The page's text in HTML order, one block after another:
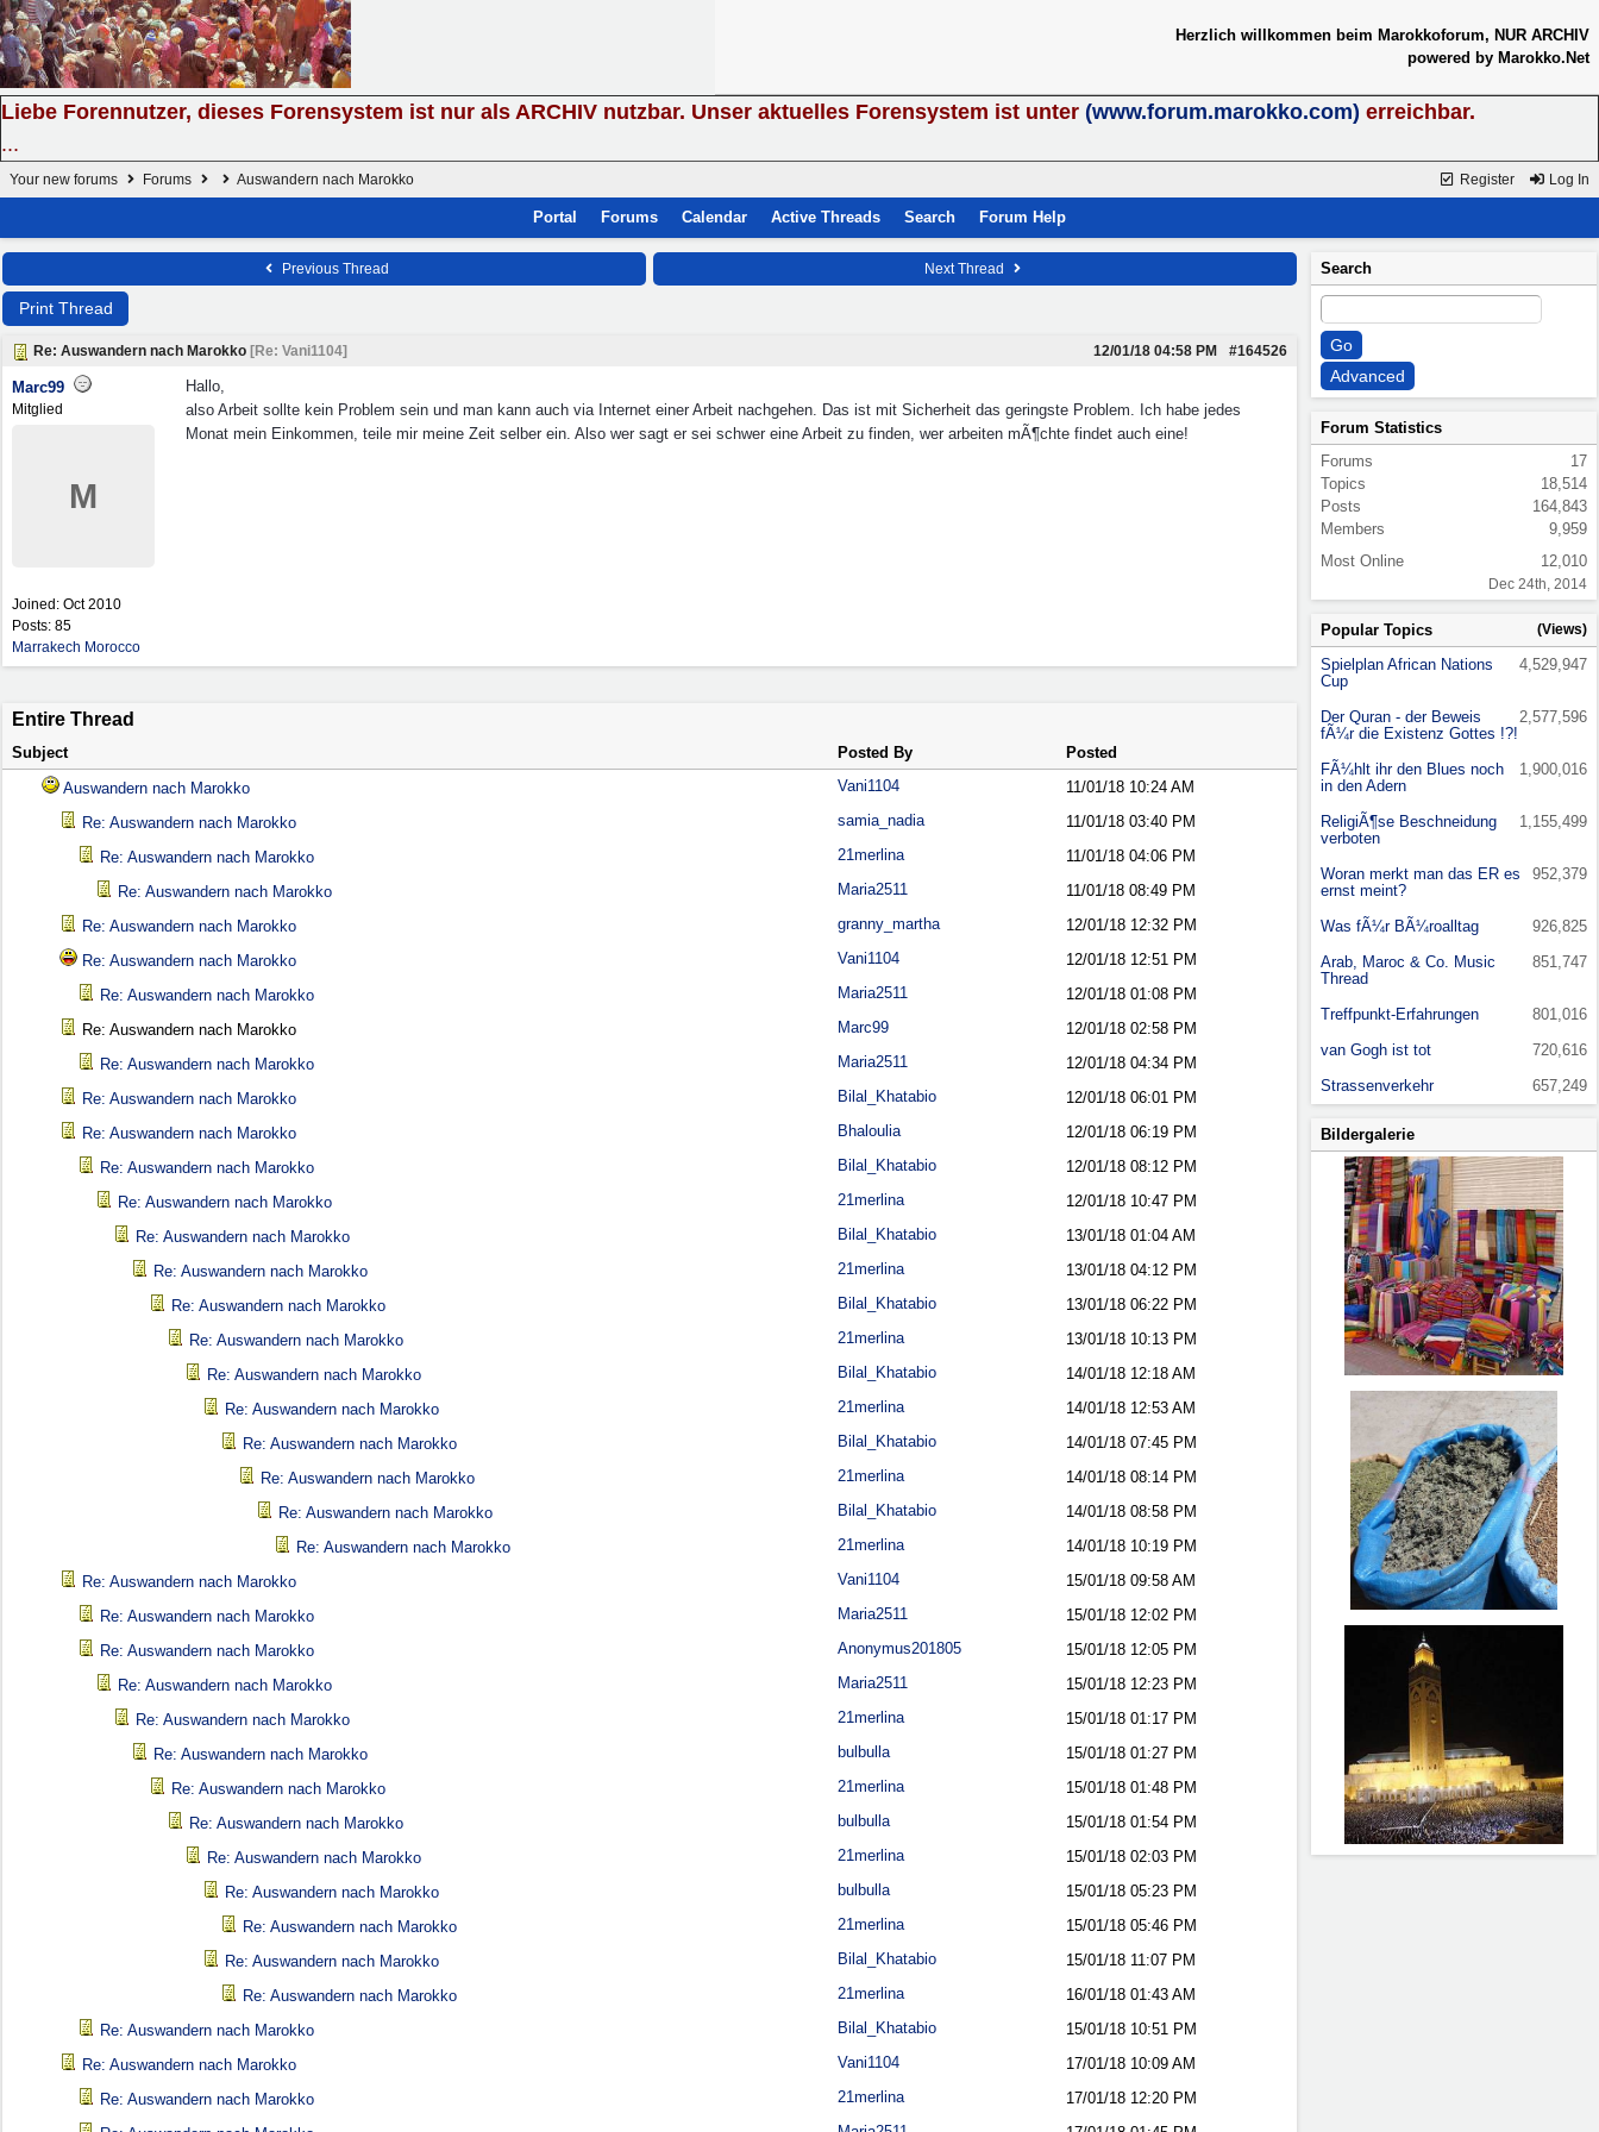
Herzlich willkommen beim Marokkoforum, NUR ARCHIV
powered by Marokko.Net
Liebe Forennutzer, dieses Forensystem ist nur als ARCHIV nutzbar. Unser aktuelles Forensystem ist unter (www.forum.marokko.com) erreichbar.
...
Register Log In
Your new forums Forums Auswandern nach Marokko
Portal Forums Calendar Active Threads Search Forum Help
Previous Thread Next Thread
Print Thread
Re: Auswandern nach Marokko [Re: Vani1104] #164526
12/01/18 04:58 PM
Marc99
Mitglied
M
Joined: Oct 2010
Posts: 85
Marrakech Morocco
Hallo,
also Arbeit sollte kein Problem sein und man kann auch via Internet einer Arbeit nachgehen. Das ist mit Sicherheit das geringste Problem. Ich habe jedes
Monat mein Einkommen, teile mir meine Zeit selber ein. Also wer sagt er sei schwer eine Arbeit zu finden, wer arbeiten mÃ¶chte findet auch eine!
Entire Thread
Subject Posted By
Posted
Auswandern nach Marokko
Vani1104 11/01/18 10:24 AM
Re: Auswandern nach Marokko
samia_nadia 11/01/18 03:40 PM
Re: Auswandern nach Marokko
21merlina 11/01/18 04:06 PM
Re: Auswandern nach Marokko
Maria2511 11/01/18 08:49 PM
Re: Auswandern nach Marokko
granny_martha 12/01/18 12:32 PM
Re: Auswandern nach Marokko
Vani1104 12/01/18 12:51 PM
Re: Auswandern nach Marokko
Maria2511 12/01/18 01:08 PM
Re: Auswandern nach Marokko
Marc99 12/01/18 02:58 PM
Re: Auswandern nach Marokko
Maria2511 12/01/18 04:34 PM
Re: Auswandern nach Marokko
Bilal_Khatabio 12/01/18 06:01 PM
Re: Auswandern nach Marokko
Bhaloulia 12/01/18 06:19 PM
Re: Auswandern nach Marokko
Bilal_Khatabio 12/01/18 08:12 PM
Re: Auswandern nach Marokko
21merlina 12/01/18 10:47 PM
Re: Auswandern nach Marokko
Bilal_Khatabio 13/01/18 01:04 AM
Re: Auswandern nach Marokko
21merlina 13/01/18 04:12 PM
Re: Auswandern nach Marokko
Bilal_Khatabio 13/01/18 06:22 PM
Re: Auswandern nach Marokko
21merlina 13/01/18 10:13 PM
Re: Auswandern nach Marokko
Bilal_Khatabio 14/01/18 12:18 AM
Re: Auswandern nach Marokko
21merlina 14/01/18 12:53 AM
Re: Auswandern nach Marokko
Bilal_Khatabio 14/01/18 07:45 PM
Re: Auswandern nach Marokko
21merlina 14/01/18 08:14 PM
Re: Auswandern nach Marokko
Bilal_Khatabio 14/01/18 08:58 PM
Re: Auswandern nach Marokko
21merlina 14/01/18 10:19 PM
Re: Auswandern nach Marokko
Vani1104 15/01/18 09:58 AM
Re: Auswandern nach Marokko
Maria2511 15/01/18 12:02 PM
Re: Auswandern nach Marokko
Anonymus201805 15/01/18 12:05 PM
Re: Auswandern nach Marokko
Maria2511 15/01/18 12:23 PM
Re: Auswandern nach Marokko
21merlina 15/01/18 01:17 PM
Re: Auswandern nach Marokko
bulbulla 15/01/18 01:27 PM
Re: Auswandern nach Marokko
21merlina 15/01/18 01:48 PM
Re: Auswandern nach Marokko
bulbulla 15/01/18 01:54 PM
Re: Auswandern nach Marokko
21merlina 15/01/18 02:03 PM
Re: Auswandern nach Marokko
bulbulla 15/01/18 05:23 PM
Re: Auswandern nach Marokko
21merlina 15/01/18 05:46 PM
Re: Auswandern nach Marokko
Bilal_Khatabio 15/01/18 11:07 PM
Re: Auswandern nach Marokko
21merlina 16/01/18 01:43 AM
Re: Auswandern nach Marokko
Bilal_Khatabio 15/01/18 10:51 PM
Re: Auswandern nach Marokko
Vani1104 17/01/18 10:09 AM
Re: Auswandern nach Marokko
21merlina 17/01/18 12:20 PM
Search
Forum Statistics
Forums
17
Topics
18,514
Posts
164,843
Members
9,959
Most Online
12,010
Dec 24th, 2014
Popular Topics (Views)
4,529,947
Spielplan African Nations
Cup
2,577,596
Der Quran - der Beweis
fÃ¼r die Existenz Gottes !?!
1,900,016
FÃ¼hlt ihr den Blues noch
in den Adern
1,155,499
ReligiÃ¶se Beschneidung
verboten
952,379
Woran merkt man das ER es
ernst meint?
926,825
Was fÃ¼r BÃ¼roalltag
851,747
Arab, Maroc & Co. Music
Thread
801,016
Treffpunkt-Erfahrungen
720,616
van Gogh ist tot
657,249
Strassenverkehr
Bildergalerie